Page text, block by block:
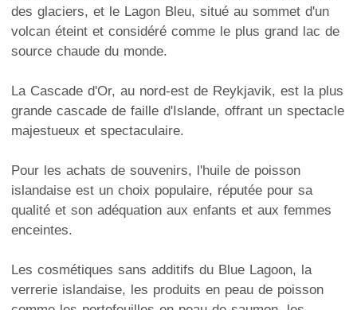
des glaciers, et le Lagon Bleu, situé au sommet d'un
volcan éteint et considéré comme le plus grand lac de
source chaude du monde.
La Cascade d'Or, au nord-est de Reykjavik, est la plus
grande cascade de faille d'Islande, offrant un spectacle
majestueux et spectaculaire.
Pour les achats de souvenirs, l'huile de poisson
islandaise est un choix populaire, réputée pour sa
qualité et son adéquation aux enfants et aux femmes
enceintes.
Les cosmétiques sans additifs du Blue Lagoon, la
verrerie islandaise, les produits en peau de poisson